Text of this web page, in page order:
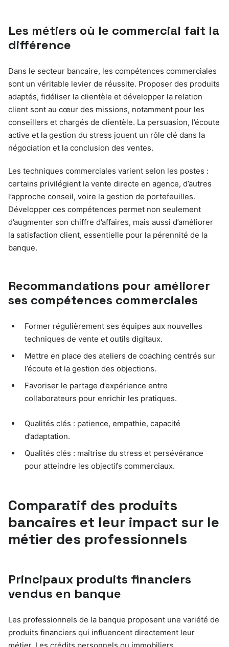
Les métiers où le commercial fait la
différence
Dans le secteur bancaire, les compétences commerciales
sont un véritable levier de réussite. Proposer des produits
adaptés, fidéliser la clientèle et développer la relation
client sont au cœur des missions, notamment pour les
conseillers et chargés de clientèle. La persuasion, l’écoute
active et la gestion du stress jouent un rôle clé dans la
négociation et la conclusion des ventes.
Les techniques commerciales varient selon les postes :
certains privilégient la vente directe en agence, d’autres
l’approche conseil, voire la gestion de portefeuilles.
Développer ces compétences permet non seulement
d’augmenter son chiffre d’affaires, mais aussi d’améliorer
la satisfaction client, essentielle pour la pérennité de la
banque.
Recommandations pour améliorer
ses compétences commerciales
Former régulièrement ses équipes aux nouvelles
techniques de vente et outils digitaux.
Mettre en place des ateliers de coaching centrés sur
l’écoute et la gestion des objections.
Favoriser le partage d’expérience entre
collaborateurs pour enrichir les pratiques.
Qualités clés : patience, empathie, capacité
d’adaptation.
Qualités clés : maîtrise du stress et persévérance
pour atteindre les objectifs commerciaux.
Comparatif des produits
bancaires et leur impact sur le
métier des professionnels
Principaux produits financiers
vendus en banque
Les professionnels de la banque proposent une variété de
produits financiers qui influencent directement leur